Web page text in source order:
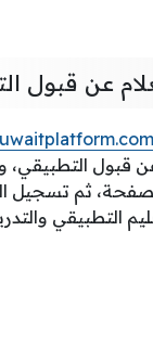
عن قبول
قبول التطبيقي،
ثم تسجيل
التطبيقي